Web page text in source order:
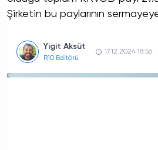
Şirketin bu paylarının
Yigit Aksüt
R10 Editörü
17.12.2024 18:56